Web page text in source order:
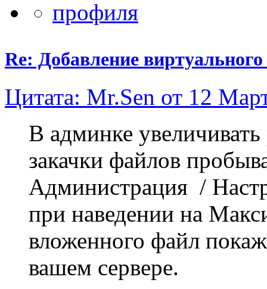
Re: Добавление
Цитата: Mr.Sen от 12
В админке
закачки файлов
Администрация /
при наведении на
вложенного файл
вашем сервере.